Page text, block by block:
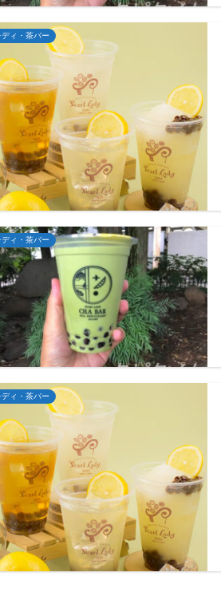
ディ・茶バー
ディ・茶バー
ィ・茶バー